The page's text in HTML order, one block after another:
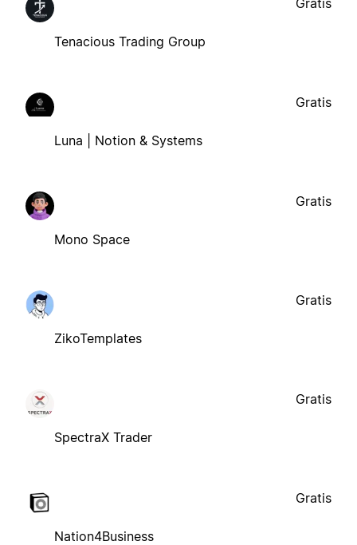
Tenacious Trading Group
Luna | Notion & Systems
Gratis
Mono Space
Gratis
ZikoTemplates
Gratis
SpectraX Trader
Gratis
Nation4Business
Gratis